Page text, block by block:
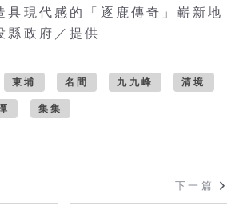
具現代感的「逐鹿傳奇」嶄新地
政府／提供
東埔 名間 九九峰 清境
集集
下一篇